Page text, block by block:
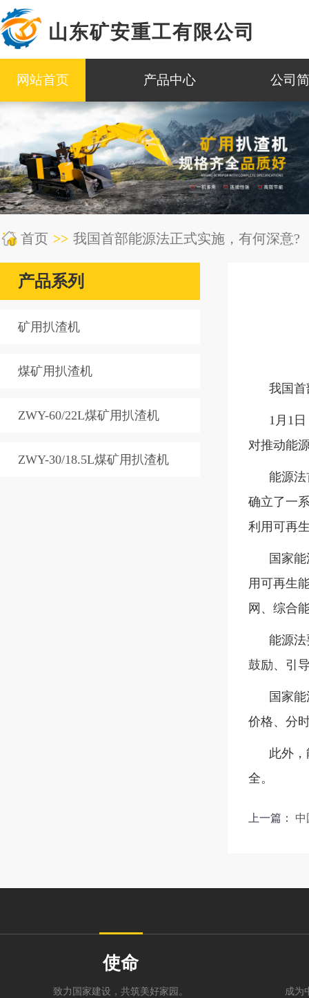
山东矿安重工有限公司
网站首页 产品中心 公司
首页 >> 我国首部能源法正式实施，有何深意?
产品系列
矿用扒渣机
煤矿用扒渣机
ZWY-60/22L煤矿用扒渣机
ZWY-30/18.5L煤矿用扒渣机
我国
1月1
对推动能
能源
确立了一
利用可再
国家
用可再生
网、综合
能源
鼓励、引
国家
价格、分
此外
全。
上一篇： 中
使命
致力国家建设，共筑美好家园。 成为